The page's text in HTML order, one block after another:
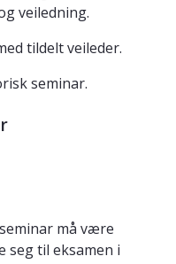
veiledning.
tildelt veileder.
seminar.
må være
seg til eksamen i